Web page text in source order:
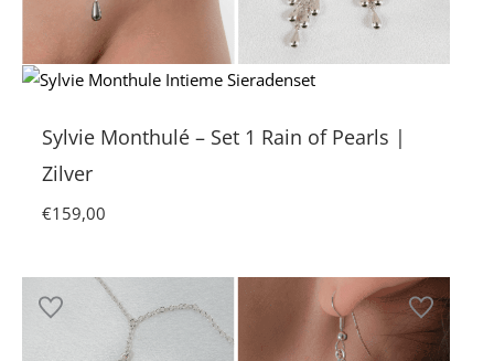
Sylvie Monthulé – Set 1 Rain of Pearls |
Zilver
€159,00